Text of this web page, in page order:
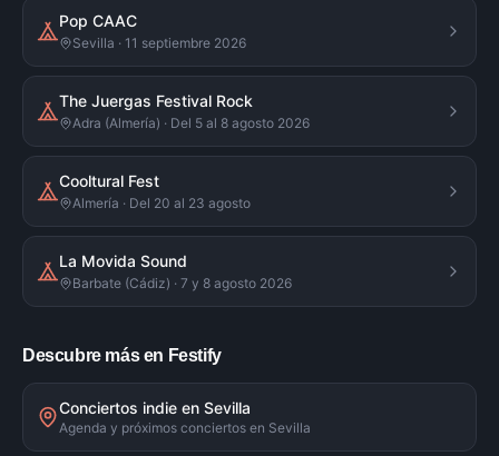
Pop CAAC
Sevilla · 11 septiembre 2026
The Juergas Festival Rock
Adra (Almería) · Del 5 al 8 agosto 2026
Cooltural Fest
Almería · Del 20 al 23 agosto
La Movida Sound
Barbate (Cádiz) · 7 y 8 agosto 2026
Descubre más en Festify
Conciertos indie en Sevilla
Agenda y próximos conciertos en Sevilla